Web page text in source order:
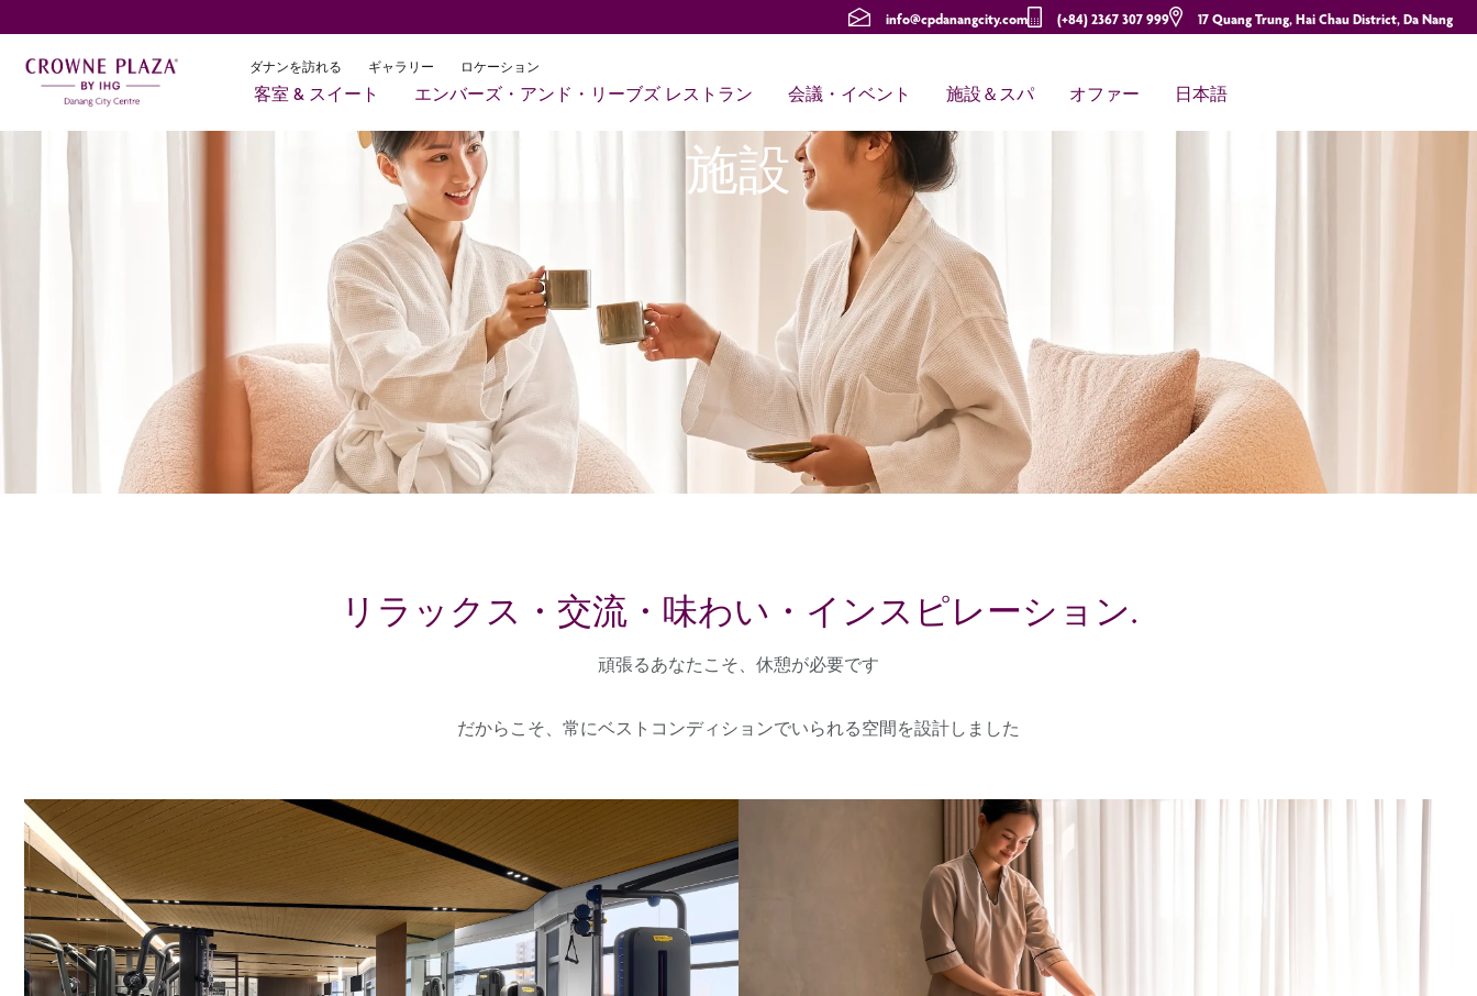
info@cpdanangcity.com (+84) 2367 307 999 17 Quang Trung, Hai Chau District, Da Nang
ダナンを訪れる ギャラリー ロケーション
客室 & スイート エンバーズ・アンド・リーブズ レストラン 会議・イベント 施設＆スパ オファー 日本語
施設
リラックス・交流・味わい・インスピレーション.
頑張るあなたこそ、休憩が必要です
だからこそ、常にベストコンディションでいられる空間を設計しました